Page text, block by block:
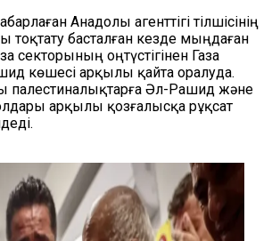
Анадолы агенттігі тілшісінің
тоқтату басталған кезде мыңдаған
секторының оңтүстігінен Газа
көшесі арқылы қайта оралуда.
палестиналықтарға Әл-Рашид және
арқылы қозғалысқа рұқсат